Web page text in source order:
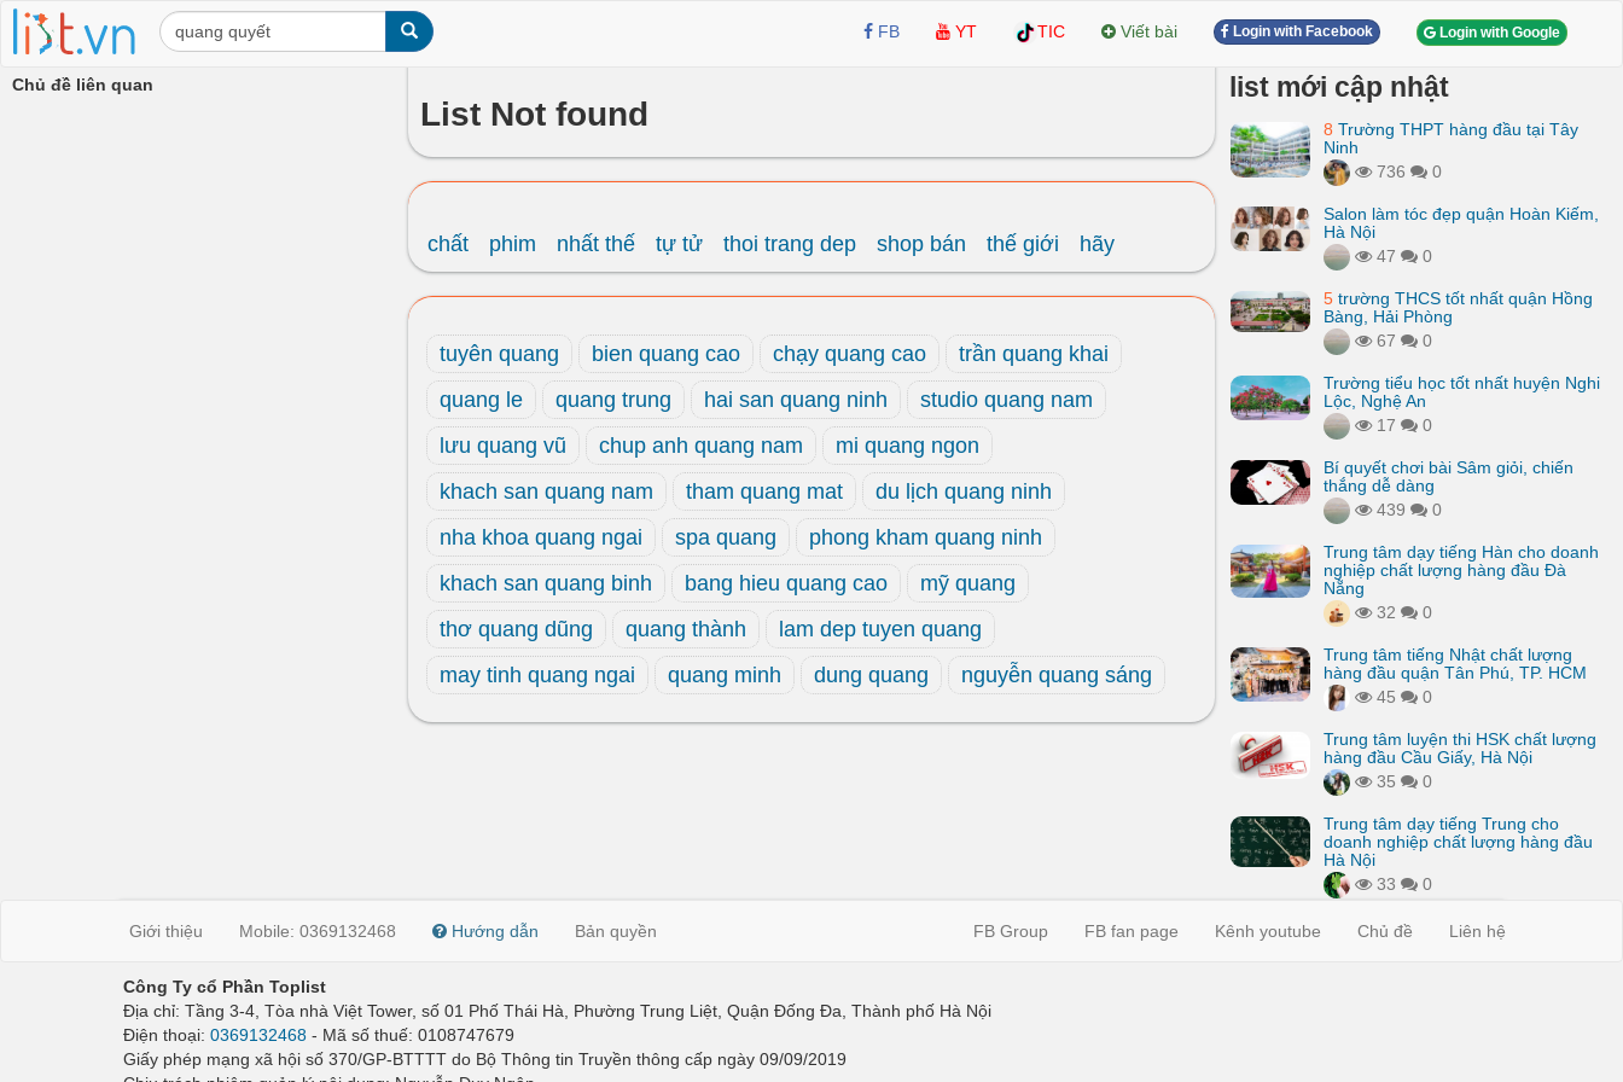
FB YT TIC Viết bài Login with Facebook Login with Google
Chủ đề liên quan
List Not found
chất phim nhất thế tự tử thoi trang dep shop bán thế giới hãy
tuyên quang bien quang cao chạy quang cao
trần quang khai
quang le
quang trung hai san quang ninh
studio quang nam
lưu quang vũ
chup anh quang nam
mi quang ngon
khach san quang nam
tham quang mat
du lịch quang ninh
nha khoa quang ngai
spa quang
phong kham quang ninh
khach san quang binh
bang hieu quang cao
mỹ quang
thơ quang dũng
quang thành
lam dep tuyen quang
may tinh quang ngai
quang minh dung quang nguyễn quang sáng
list mới cập nhật
8 Trường THPT hàng đầu tại Tây
Ninh
736
0
Salon làm tóc đẹp quận Hoàn Kiếm,
Hà Nội
47
0
5 trường THCS tốt nhất quận Hồng
Bàng, Hải Phòng
67
0
Trường tiểu học tốt nhất huyện Nghi
Lộc, Nghệ An
17
0
Bí quyết chơi bài Sâm giỏi, chiến
thắng dễ dàng
439
0
Trung tâm dạy tiếng Hàn cho doanh
nghiệp chất lượng hàng đầu Đà
Nẵng
32
0
Trung tâm tiếng Nhật chất lượng
hàng đầu quận Tân Phú, TP. HCM
45
0
Trung tâm luyện thi HSK chất lượng
hàng đầu Cầu Giấy, Hà Nội
35
0
Trung tâm dạy tiếng Trung cho
doanh nghiệp chất lượng hàng đầu
Hà Nội
33
0
Giới thiệu Mobile: 0369132468 Hướng dẫn Bản quyền FB Group FB fan page Kênh youtube Chủ đề Liên hệ
Công Ty cổ Phần Toplist
Địa chỉ: Tầng 3-4, Tòa nhà Việt Tower, số 01 Phố Thái Hà, Phường Trung Liệt, Quận Đống Đa, Thành phố Hà Nội
Điện thoại: 0369132468 - Mã số thuế: 0108747679
Giấy phép mạng xã hội số 370/GP-BTTTT do Bộ Thông tin Truyền thông cấp ngày 09/09/2019